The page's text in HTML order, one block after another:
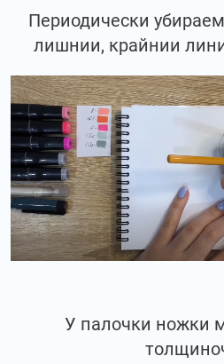
Периодически
лишнии, крайнии
У палочки ножки